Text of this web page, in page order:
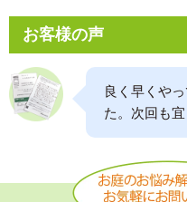
お客様の声
良く早くや
た。次回も宜